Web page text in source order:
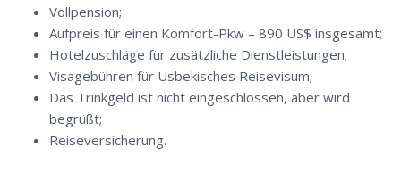
Vollpension;
Aufpreis für einen Komfort-Pkw – 890 US$ insgesamt;
Hotelzuschläge für zusätzliche Dienstleistungen;
Visagebühren für Usbekisches Reisevisum;
Das Trinkgeld ist nicht eingeschlossen, aber wird
begrüßt;
Reiseversicherung.